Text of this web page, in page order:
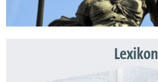
Lexikon